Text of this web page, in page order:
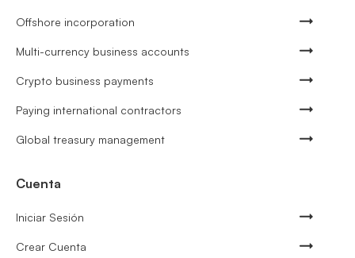
Offshore incorporation
Multi-currency business accounts
Crypto business payments
Paying international contractors
Global treasury management
Cuenta
Iniciar Sesión
Crear Cuenta